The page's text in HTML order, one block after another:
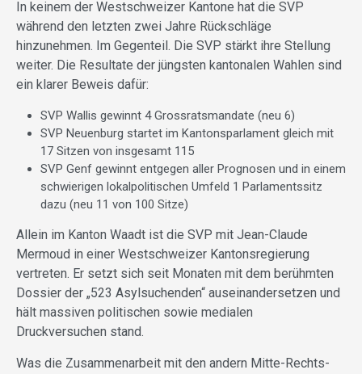
In keinem der Westschweizer Kantone hat die SVP
während den letzten zwei Jahre Rückschläge
hinzunehmen. Im Gegenteil. Die SVP stärkt ihre Stellung
weiter. Die Resultate der jüngsten kantonalen Wahlen sind
ein klarer Beweis dafür:
SVP Wallis gewinnt 4 Grossratsmandate (neu 6)
SVP Neuenburg startet im Kantonsparlament gleich mit
17 Sitzen von insgesamt 115
SVP Genf gewinnt entgegen aller Prognosen und in einem
schwierigen lokalpolitischen Umfeld 1 Parlamentssitz
dazu (neu 11 von 100 Sitze)
Allein im Kanton Waadt ist die SVP mit Jean-Claude
Mermoud in einer Westschweizer Kantonsregierung
vertreten. Er setzt sich seit Monaten mit dem berühmten
Dossier der „523 Asylsuchenden“ auseinandersetzen und
hält massiven politischen sowie medialen
Druckversuchen stand.
Was die Zusammenarbeit mit den andern Mitte-Rechts-